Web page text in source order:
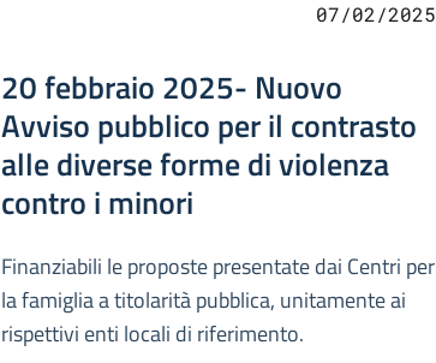
07/02/2025
20 febbraio 2025- Nuovo
Avviso pubblico per il contrasto
alle diverse forme di violenza
contro i minori
Finanziabili le proposte presentate dai Centri per
la famiglia a titolarità pubblica, unitamente ai
rispettivi enti locali di riferimento.